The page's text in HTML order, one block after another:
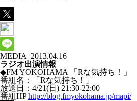
MEDIA
2013.04.16
ラジオ出演情報
◆FM YOKOHAMA 「Rな気持ち！」
番組名：「Rな気持ち！」
放送日：4/21(日) 21:30-22:00
番組HPhttp://blog.fmyokohama.jp/mapi/